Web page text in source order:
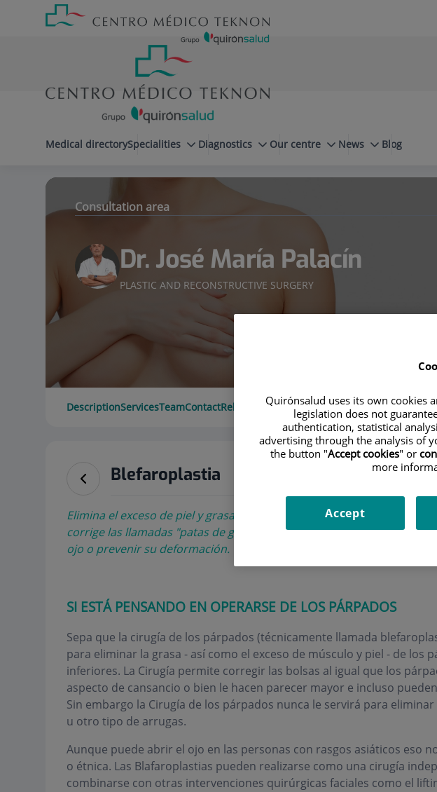
Jump to content
Menú
teléfono
Medical directorySpecialities Diagnostics Our centre News
Blog
Consultation area
Dr. José María Palacín
PLASTIC AND RECONSTRUCTIVE SURGERY
DescriptionServicesTeamContactRelevant detailsOpening hours
Blefaroplastia
Elimina el exceso de piel y grasa tanto en los párpados superiores
corrige las llamadas "patas de gallo". Puede asociarse a
ojo o prevenir su deformación.
SI ESTÁ PENSANDO EN OPERARSE DE LOS PÁRPADOS
Sepa que la cirugía de los párpados (técnicamente llamada
para eliminar la grasa - así como el exceso de músculo y piel - de los
inferiores. La Cirugía permite corregir las bolsas al igual que los
aspecto de cansancio o bien le hacen parecer mayor e incluso
Sin embargo la Cirugía de los párpados nunca le servirá para
u otro tipo de arrugas.
Aunque puede abrir el ojo en las personas con rasgos asiáticos eso
o étnica. Las Blafaroplastias pueden realizarse como una cirugía
combinarse con otras intervenciones quirúrgicas faciales como el
Quirónsalud uses its own cookies
legislation does not
authentication, statistical
advertising through the analysis of
the button "Accept cookies" or
more
Accept